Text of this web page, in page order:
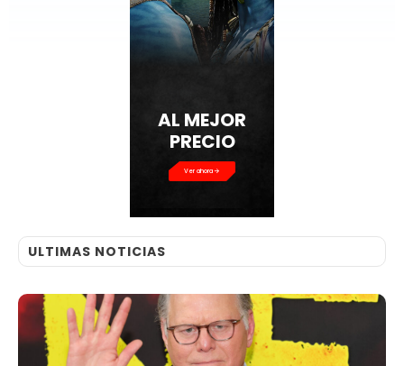
AL MEJOR
PRECIO
Ver ahora
ULTIMAS NOTICIAS